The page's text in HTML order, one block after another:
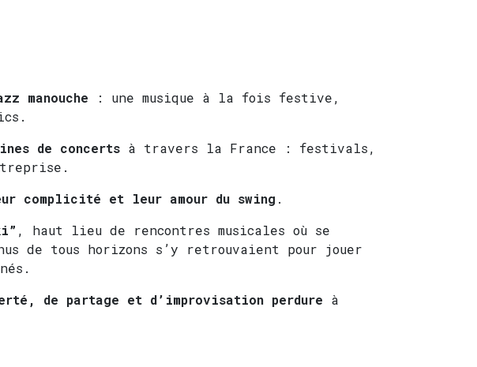
manouche : une musique à la fois festive,
de concerts à travers la France : festivals,
complicité et leur amour du swing .
, haut lieu de rencontres musicales où se
de tous horizons s’y retrouvaient pour jouer
de partage et d’improvisation perdure à